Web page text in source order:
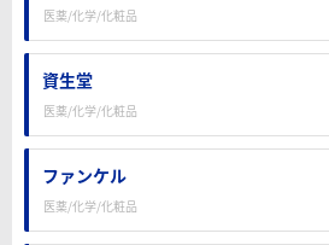
医薬/化学/化粧品
資生堂
医薬/化学/化粧品
ファンケル
医薬/化学/化粧品